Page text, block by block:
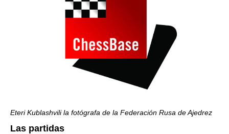
Eteri Kublashvili la fotógrafa de la Federación Rusa de Ajedrez
Las partidas